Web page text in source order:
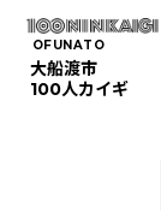
OFUNATO
大船渡市
100人カイギ